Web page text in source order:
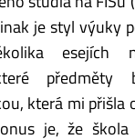
je styl výuky
esejích
předměty
která mi přišla
je, že